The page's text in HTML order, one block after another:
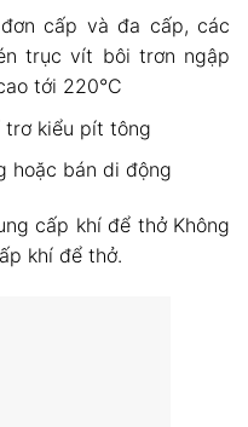
cấp và đa cấp, các
trục vít bôi trơn ngập
tới 220°C
trơ kiểu pít tông
hoặc bán di động
cấp khí để thở Không
khí để thở.